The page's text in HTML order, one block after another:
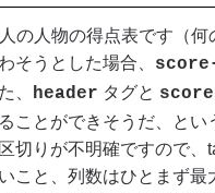
の人物の得点表です（
そうとした場合、
、 header タグと score
ことができそうだ、と
切りが不明確ですので
こと、列数はひとまず